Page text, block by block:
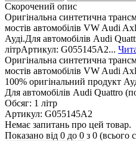
Скорочений опис
Оригінальна синтетична
мостів автомобілів VW Audi
Ауді.Для автомобілів Audi
літрАртикул: G055145A2...
Оригінальна синтетична
мостів автомобілів VW Audi
100% оригінальний продукт
Для автомобілів Audi Quattro
Обсяг: 1 літр
Артикул: G055145A2
Немає запитань про цей товар.
Показано від 0 до 0 з 0 (всього